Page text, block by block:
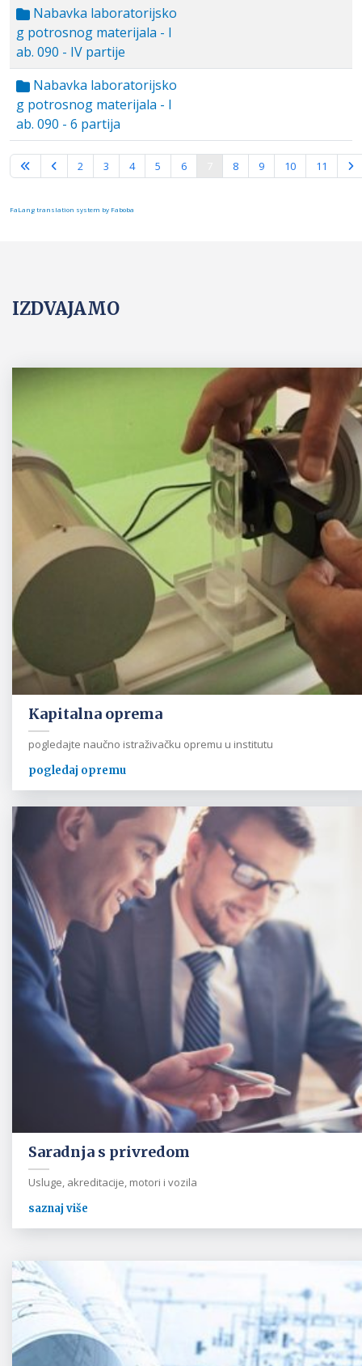
Nabavka laboratorijsko
g potrosnog materijala - l
ab. 090 - IV partije
Nabavka laboratorijsko
g potrosnog materijala - l
ab. 090 - 6 partija
Strana 7 od 16
2 3 4 5 6 8 9 10 11
FaLang translation system by Faboba
IZDVAJAMO
Kapitalna oprema
pogledajte naučno istraživačku opremu u institutu
pogledaj opremu
Saradnja s privredom
Usluge, akreditacije, motori i vozila
saznaj više